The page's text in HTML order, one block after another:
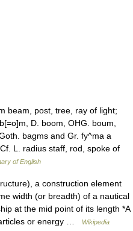
beam, post, tree, ray of light;
D. boom, OHG. boum,
bagms and Gr. fy^ma a
L. radius staff, rod, spoke of
of English
a construction element
width (or breadth) of a nautical
at the mid point of its length *A
or energy …
Wikipedia